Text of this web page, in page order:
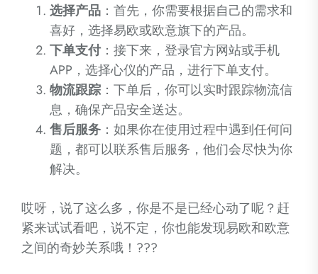
选择产品 ：首先，你需要根据自己的需求和
喜好，选择易欧或欧意旗下的产品。
下单支付 ：接下来，登录官方网站或手机
APP，选择心仪的产品，进行下单支付。
物流跟踪 ：下单后，你可以实时跟踪物流信
息，确保产品安全送达。
售后服务 ：如果你在使用过程中遇到任何问
题，都可以联系售后服务，他们会尽快为你
解决。
哎呀，说了这么多，你是不是已经心动了呢？赶
紧来试试看吧，说不定，你也能发现易欧和欧意
之间的奇妙关系哦！???